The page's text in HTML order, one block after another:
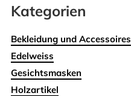
Kategorien
Bekleidung und Accessoires
Edelweiss
Gesichtsmasken
Holzartikel